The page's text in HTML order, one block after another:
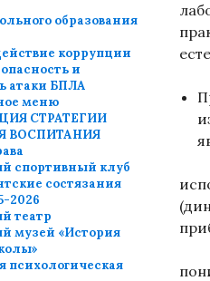
образования
коррупции
и
атаки БПЛА
меню
СТРАТЕГИИ
ВОСПИТАНИЯ
спортивный клуб
состязания
2026
театр
музей «История
психологическая